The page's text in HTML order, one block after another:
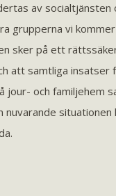
av
grupperna vi
sker på ett
att samtliga
jour- och familjehem